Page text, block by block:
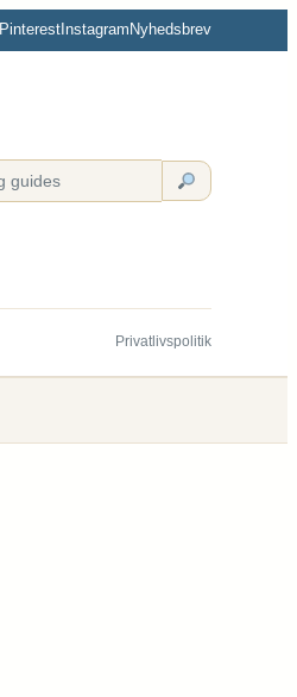
Pinterest Instagram Nyhedsbrev
Privatlivspolitik